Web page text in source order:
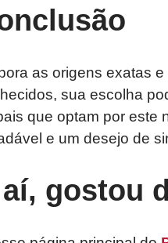
as origens exatas
sua escolha
que optam por este
e um desejo de
aí, gostou